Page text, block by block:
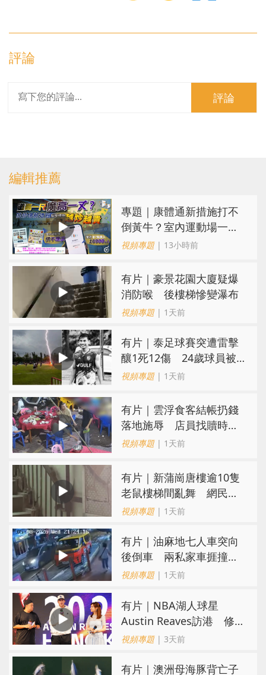
評論
評論
編輯推薦
專題｜康體通新措施打不
倒黃牛？室內運動場一場
難求越炒越貴
視頻專題| 13小時前
有片｜豪景花園大廈疑爆
消防喉 後樓梯慘變瀑布
視頻專題| 1天前
有片｜泰足球賽突遭雷擊
釀1死12傷 24歲球員被
閃電劈中亡
視頻專題| 1天前
​有片｜雲浮食客結帳扔錢
落地施辱 店員找贖時還
施彼身獲老闆肯定
視頻專題| 1天前
有片｜新蒲崗唐樓逾10隻
老鼠樓梯間亂舞 網民嚇
親：每次經過都要好大勇
視頻專題| 1天前
有片｜油麻地七人車突向
後倒車 兩私家車捱撞
司機不顧而去
視頻專題| 1天前
有片｜NBA湖人球星
Austin Reaves訪港 修
頓與青少年交流球技
視頻專題| 3天前
有片｜澳洲母海豚背亡子